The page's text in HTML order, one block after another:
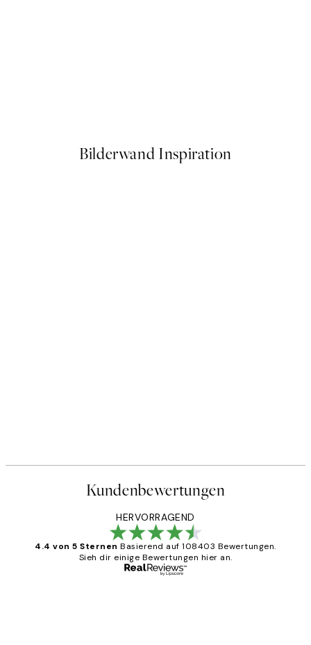
Bilderwand Inspiration
Kundenbewertungen
HERVORRAGEND
4.4 von 5 Sternen Basierend auf 108403 Bewertungen.
Sieh dir einige Bewertungen hier an.